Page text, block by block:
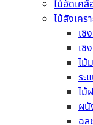
ไม้อัดเค
ไม้สังเคร
เชิ
เชิ
ไม้
ระ
ไม้
ผนั
ฉลุ
และการออกแบบฟัง
กับสไตล์การออกแบบ
หากต้องการจะตกแต่
เลือกเฟอร์นิเจอ
สีสันที่ไม่สะดุด
ถึงอาจมองเฟ
มาเป็นโต๊ะข้า